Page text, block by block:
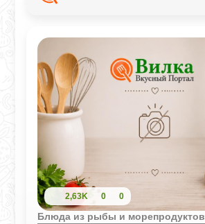
2,63K 0 0
Блюда из рыбы и морепродуктов